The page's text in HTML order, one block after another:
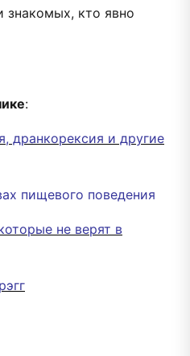
знакомых, кто явно
:
дранкорексия и другие
пищевого поведения
не верят в